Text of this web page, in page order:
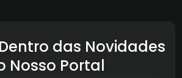
das Novidades
Nosso Portal